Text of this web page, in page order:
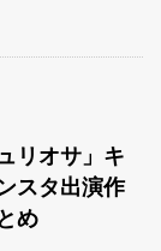
リオサ」キ
スタ出演作
め